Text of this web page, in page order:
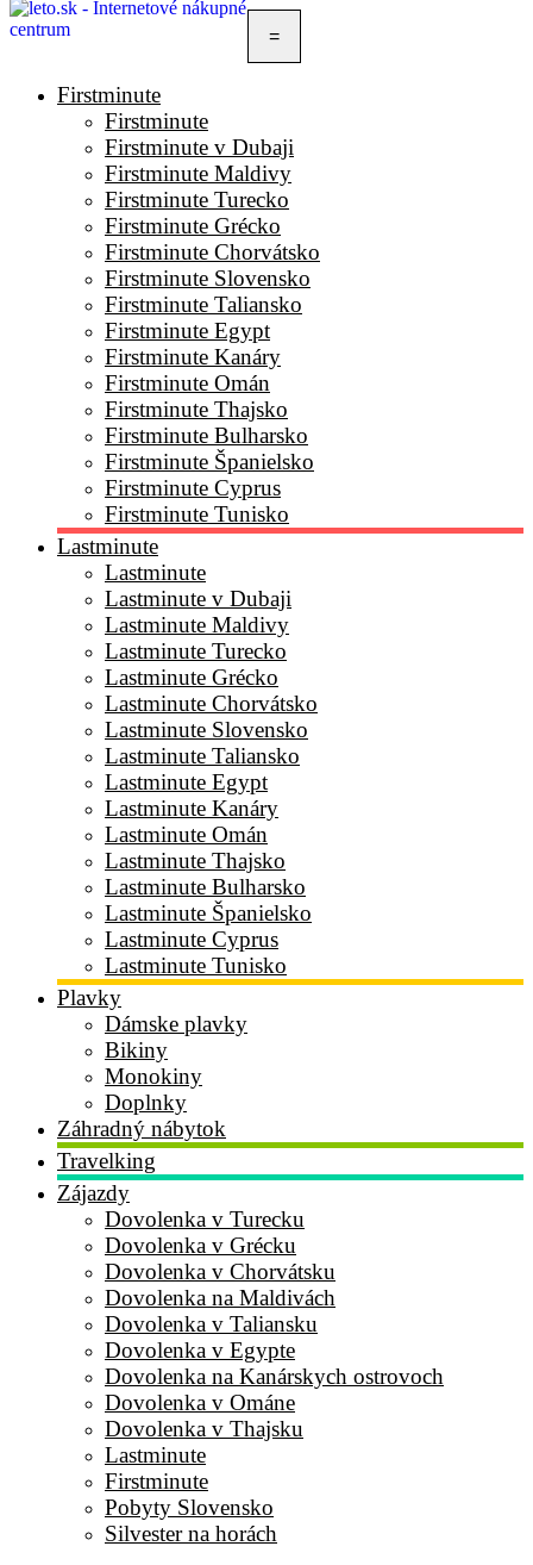
=
Firstminute
Firstminute
Firstminute v Dubaji
Firstminute Maldivy
Firstminute Turecko
Firstminute Grécko
Firstminute Chorvátsko
Firstminute Slovensko
Firstminute Taliansko
Firstminute Egypt
Firstminute Kanáry
Firstminute Omán
Firstminute Thajsko
Firstminute Bulharsko
Firstminute Španielsko
Firstminute Cyprus
Firstminute Tunisko
Lastminute
Lastminute
Lastminute v Dubaji
Lastminute Maldivy
Lastminute Turecko
Lastminute Grécko
Lastminute Chorvátsko
Lastminute Slovensko
Lastminute Taliansko
Lastminute Egypt
Lastminute Kanáry
Lastminute Omán
Lastminute Thajsko
Lastminute Bulharsko
Lastminute Španielsko
Lastminute Cyprus
Lastminute Tunisko
Plavky
Dámske plavky
Bikiny
Monokiny
Doplnky
Záhradný nábytok
Travelking
Zájazdy
Dovolenka v Turecku
Dovolenka v Grécku
Dovolenka v Chorvátsku
Dovolenka na Maldivách
Dovolenka v Taliansku
Dovolenka v Egypte
Dovolenka na Kanárskych ostrovoch
Dovolenka v Ománe
Dovolenka v Thajsku
Lastminute
Firstminute
Pobyty Slovensko
Silvester na horách